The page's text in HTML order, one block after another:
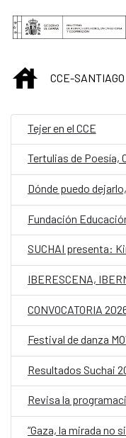
Saltar al contenido
INICIOCCE-SANTIAGO
Tejer en el CCE
Tertulias de Poesía,
Dónde puedo
SUCHAI presenta:
CONVOCATORIA
Festival de danza
Resultados Suchai
Revisa la